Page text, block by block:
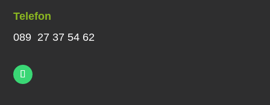
Telefon
089 27 37 54 62